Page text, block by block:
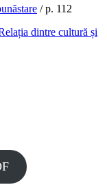
/ p. 112
dintre cultură și